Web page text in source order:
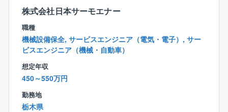
「お客様の満足度」と「後工程担当の業務が円滑に流
れるかどうか」は、設計担当の力によるところが大き
く、いわば家づくりの「要」のポジションです。
同社の設計担当は、設計業務に限定するだけでなく施
工現場/完成現場を見に行く機会も多く、家づくり全般
に目を配ります。
その為、お客様がとても身近に感じられます。
お客様の声をダイレクトに聞きながら、お客様と一緒
に家を造り上げるやりがいを感じてください。
株式会社日本サーモエナー
職種
機械設備保全, サービスエンジニア（電気・電子）, サー
ビスエンジニア（機械・自動車）
想定年収
450～550万円
勤務地
栃木県